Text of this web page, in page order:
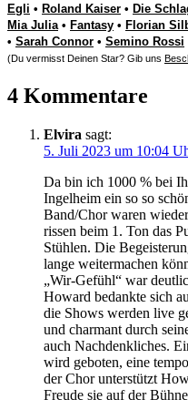
Egli • Roland Kaiser • Die
Mia Julia• Fantasy • Florian
• Sarah Connor • Semino Rossi
(Du vermisst Deinen Star? Gib uns
4 Kommentare
Elvira sagt:
5. Juli 2023 um 10:04
Da bin ich 1000 % bei
Ingelheim ein so so
Band/Chor waren
rissen beim 1. Ton das
Stühlen. Die
lange weitermachen
„Wir-Gefühl“ war
Howard bedankte sich
die Shows werden live
und charmant durch
auch Nachdenkliches.
wird geboten, eine
der Chor unterstützt
Freude sie auf der